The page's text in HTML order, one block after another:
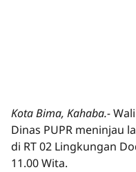
Kota Bima, Kahaba.-
Dinas PUPR meninjau
di RT 02 Lingkungan
11.00 Wita.